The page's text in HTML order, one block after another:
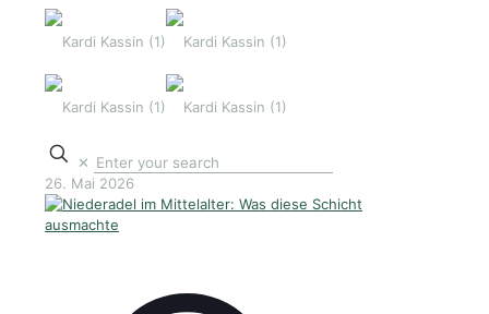
✕
26. Mai 2026